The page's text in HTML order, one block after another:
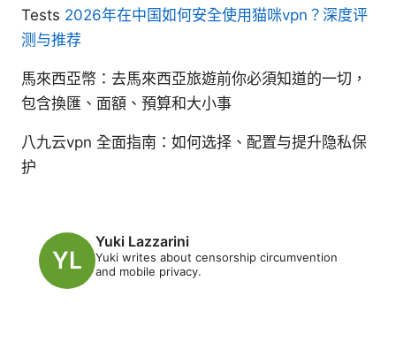
Tests 2026年在中国如何安全使用猫咪vpn？深度评
测与推荐
馬來西亞幣：去馬來西亞旅遊前你必須知道的一切，
包含換匯、面額、預算和大小事
八九云vpn 全面指南：如何选择、配置与提升隐私保
护
Yuki Lazzarini
Yuki writes about censorship circumvention
and mobile privacy.